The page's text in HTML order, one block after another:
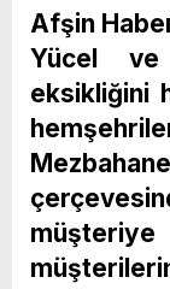
Afşin
Yücel ve
eksikliğini